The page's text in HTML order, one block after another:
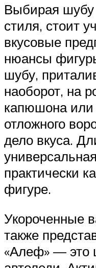
Выбирая шубу
стиля, стоит
вкусовые
нюансы
шубу,
наоборот, на
капюшона или
отложного
дело вкуса.
практически
фигуре.
Укороченные
также
«Алеф» — это